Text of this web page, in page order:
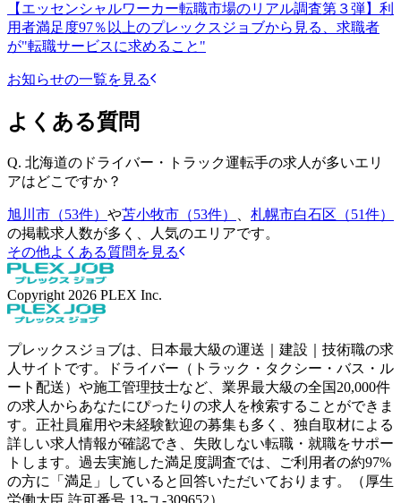
【エッセンシャルワーカー転職市場のリアル調査第３弾】利
用者満足度97％以上のプレックスジョブから見る、求職者
が"転職サービスに求めること"
お知らせの一覧を見る
よくある質問
Q. 北海道のドライバー・トラック運転手の求人が多いエリ
アはどこですか？
旭川市（53件） や苫小牧市（53件）
札幌市白石区（51件）
の掲載求人数が多く、人気のエリアです。
その他よくある質問を見る
Copyright 2026 PLEX Inc.
プレックスジョブは、日本最大級の運送｜建設｜技術職の求
人サイトです。ドライバー（トラック・タクシー・バス・ル
ート配送）や施工管理技士など、業界最大級の全国20,000件
の求人からあなたにぴったりの求人を検索することができま
す。正社員雇用や未経験歓迎の募集も多く、独自取材による
詳しい求人情報が確認でき、失敗しない転職・就職をサポー
トします。過去実施した満足度調査では、ご利用者の約97%
の方に「満足」していると回答いただいております。（厚生